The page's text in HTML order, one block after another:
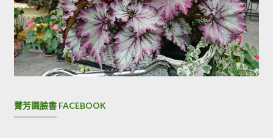
菁芳園臉書 FACEBOOK